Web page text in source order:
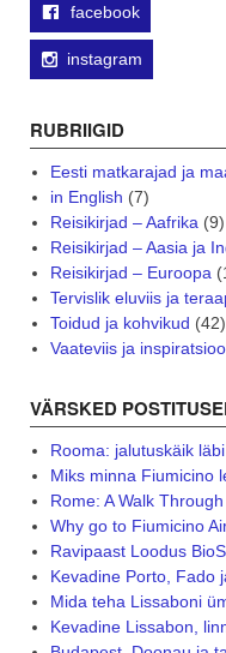
facebook
instagram
RUBRIIGID
Eesti matkarajad ja
in English (7)
Reisikirjad – Aafrika (9)
Reisikirjad – Aasia ja
Reisikirjad – Euroopa
Tervislik eluviis ja
Toidud ja kohvikud (42)
Vaateviis ja
VÄRSKED
Rooma: jalutuskäik
Miks minna Fiumicino
Rome: A Walk
Why go to Fiumicino
Ravipaast Loodus
Kevadine Porto, Fado
Mida teha Lissaboni
Kevadine Lissabon,